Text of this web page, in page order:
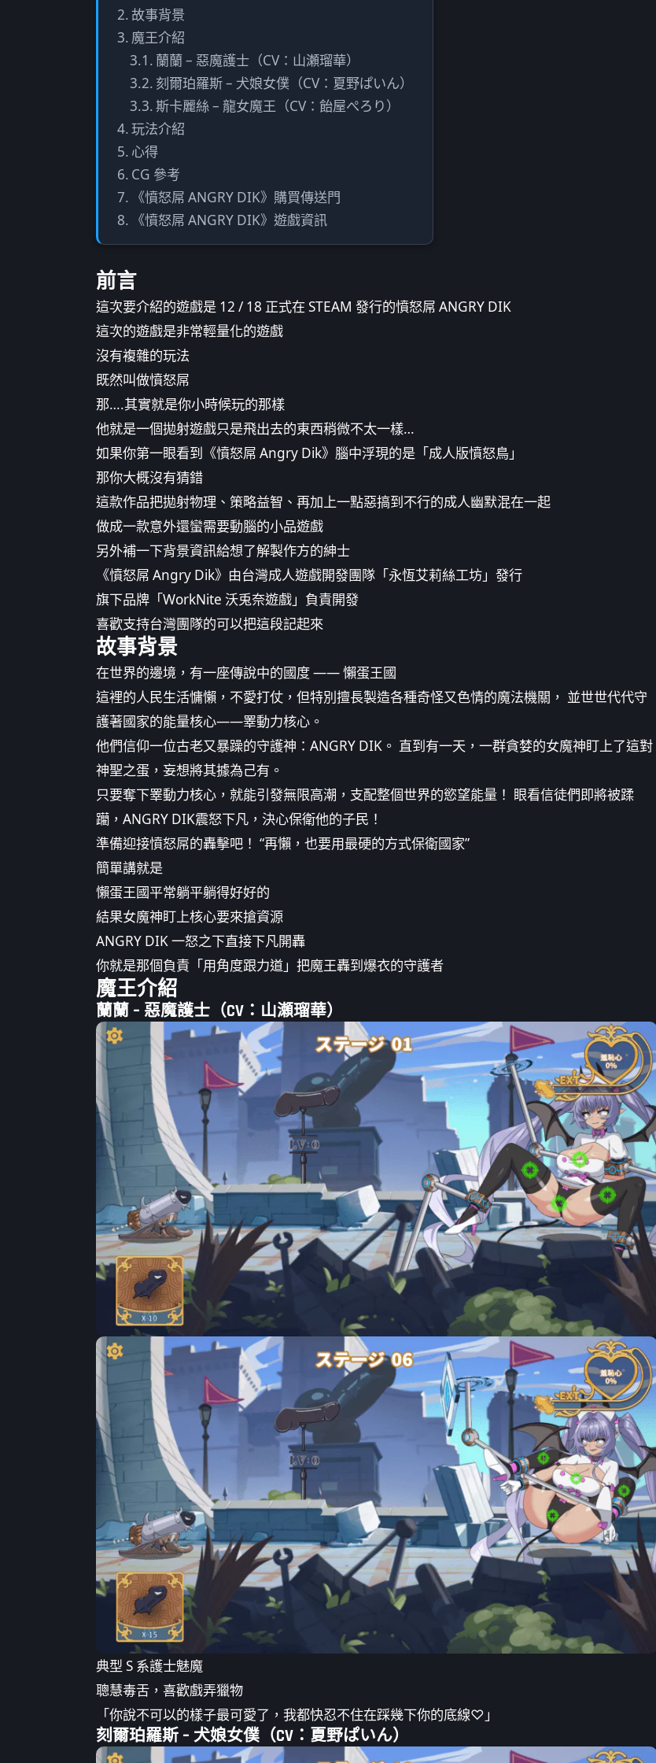
故事背景
魔王介紹
蘭蘭 – 惡魔護士（CV：山瀬瑠華）
刻爾珀羅斯 – 犬娘女僕（CV：夏野ぱいん）
斯卡麗絲 – 龍女魔王（CV：飴屋ぺろり）
玩法介紹
心得
CG 參考
《憤怒屌 ANGRY DIK》購買傳送門
《憤怒屌 ANGRY DIK》遊戲資訊
前言
這次要介紹的遊戲是 12 / 18 正式在 STEAM 發行的憤怒屌 ANGRY DIK
這次的遊戲是非常輕量化的遊戲
沒有複雜的玩法
既然叫做憤怒屌
那….其實就是你小時候玩的那樣
他就是一個拋射遊戲只是飛出去的東西稍微不太一樣…
如果你第一眼看到《憤怒屌 Angry Dik》腦中浮現的是「成人版憤怒鳥」
那你大概沒有猜錯
這款作品把拋射物理、策略益智、再加上一點惡搞到不行的成人幽默混在一起
做成一款意外還蠻需要動腦的小品遊戲
另外補一下背景資訊給想了解製作方的紳士
《憤怒屌 Angry Dik》由台灣成人遊戲開發團隊「永恆艾莉絲工坊」發行
旗下品牌「WorkNite 沃兎奈遊戲」負責開發
喜歡支持台灣團隊的可以把這段記起來
故事背景
在世界的邊境，有一座傳說中的國度 —— 懶蛋王國
這裡的人民生活慵懶，不愛打仗，但特別擅長製造各種奇怪又色情的魔法機關， 並世世代代守
護著國家的能量核心——睪動力核心。
他們信仰一位古老又暴躁的守護神：ANGRY DIK。 直到有一天，一群貪婪的女魔神盯上了這對
神聖之蛋，妄想將其據為己有。
只要奪下睪動力核心，就能引發無限高潮，支配整個世界的慾望能量！ 眼看信徒們即將被蹂
躪，ANGRY DIK震怒下凡，決心保衛他的子民！
準備迎接憤怒屌的轟擊吧！ “再懶，也要用最硬的方式保衛國家”
簡單講就是
懶蛋王國平常躺平躺得好好的
結果女魔神盯上核心要來搶資源
ANGRY DIK 一怒之下直接下凡開轟
你就是那個負責「用角度跟力道」把魔王轟到爆衣的守護者
魔王介紹
蘭蘭 – 惡魔護士（CV：山瀬瑠華）
典型 S 系護士魅魔
聰慧毒舌，喜歡戲弄獵物
「你說不可以的樣子最可愛了，我都快忍不住在踩幾下你的底線♡」
刻爾珀羅斯 – 犬娘女僕（CV：夏野ぱいん）